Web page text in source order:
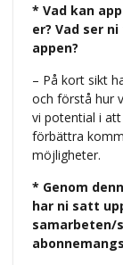
* Vad kan
er? Vad ser
appen?
– På kort sikt
och förstå hur
vi potential i
förbättra
möjligheter.
* Genom
har ni satt
samarbeten/